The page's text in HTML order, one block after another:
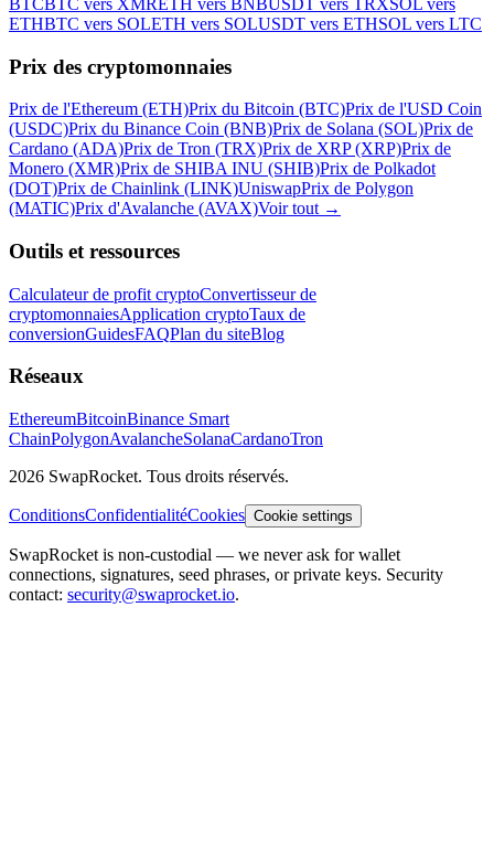
ETHBTC vers SOLETH vers SOLUSDT vers ETHSOL vers LTC
Prix des cryptomonnaies
Prix de l'Ethereum (ETH)Prix du Bitcoin (BTC)Prix de l'USD Coin
(USDC)Prix du Binance Coin (BNB)Prix de Solana (SOL)Prix de
Cardano (ADA)Prix de Tron (TRX)Prix de XRP (XRP)Prix de
Monero (XMR)Prix de SHIBA INU (SHIB)Prix de Polkadot
(DOT)Prix de Chainlink (LINK)UniswapPrix de Polygon
(MATIC)Prix d'Avalanche (AVAX)Voir tout →
Outils et ressources
Calculateur de profit cryptoConvertisseur de
cryptomonnaiesApplication cryptoTaux de
conversionGuidesFAQPlan du siteBlog
Réseaux
EthereumBitcoinBinance Smart
ChainPolygonAvalancheSolanaCardanoTron
2026 SwapRocket. Tous droits réservés.
ConditionsConfidentialitéCookies Cookie settings
SwapRocket is non-custodial — we never ask for wallet
connections, signatures, seed phrases, or private keys. Security
contact: security@swaprocket.io.